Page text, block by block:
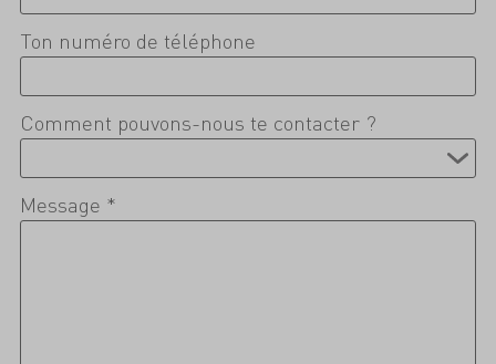
Ton numéro de téléphone
Comment pouvons-nous te contacter ?
Message *